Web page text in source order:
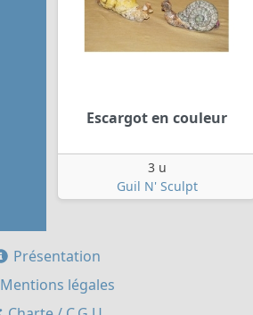
Escargot en couleur
3 u
Guil N' Sculpt
Présentation
Mentions légales